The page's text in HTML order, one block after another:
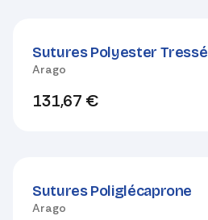
Sutures Polyester Tressé
Arago
131,67 €
Sutures Poliglécaprone
Arago